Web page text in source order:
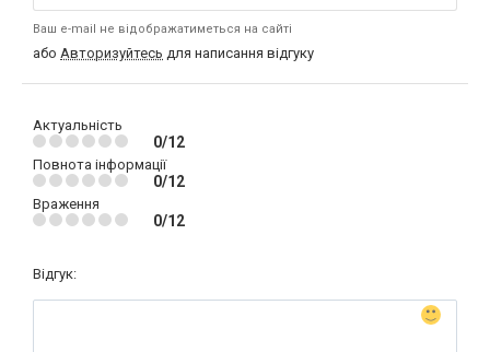
Ваш e-mail не відображатиметься на сайті
або Авторизуйтесь для написання відгуку
Актуальність
0/12
Повнота інформації
0/12
Враження
0/12
Відгук: